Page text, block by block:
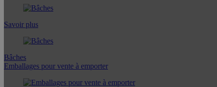
Savoir plus
Bâches
Emballages pour vente à emporter